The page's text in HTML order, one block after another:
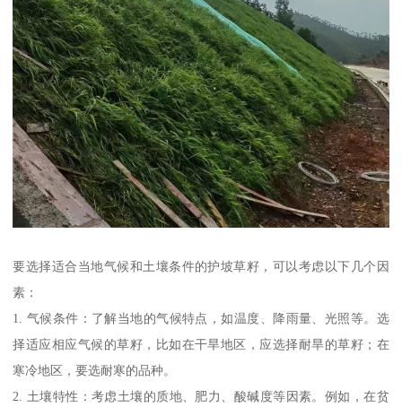
要选择适合当地气候和土壤条件的护坡草籽，可以考虑以下几个因
素：
1. 气候条件：了解当地的气候特点，如温度、降雨量、光照等。选
择适应相应气候的草籽，比如在干旱地区，应选择耐旱的草籽；在
寒冷地区，要选耐寒的品种。
2. 土壤特性：考虑土壤的质地、肥力、酸碱度等因素。例如，在贫